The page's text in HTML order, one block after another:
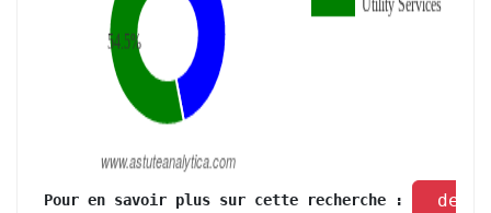
Pour en savoir plus sur cette recherche :